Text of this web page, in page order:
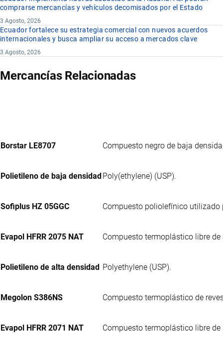
comprarse mercancías y vehículos decomisados por el Estado
3 Agosto, 2026
Ecuador fortalece su estrategia comercial con nuevos acuerdos
internacionales y busca ampliar su acceso a mercados clave
3 Agosto, 2026
Mercancías Relacionadas
Borstar LE8707 Compuesto negro de baja
Polietileno de baja densidad Poly(ethylene) (USP).
Sofiplus HZ 05GGC Compuesto poliolefínico utilizado
Evapol HFRR 2075 NAT Compuesto termoplástico libre
Polietileno de alta densidad Polyethylene (USP).
Megolon S386NS Compuesto termoplástico de
Evapol HFRR 2071 NAT Compuesto termoplástico libre